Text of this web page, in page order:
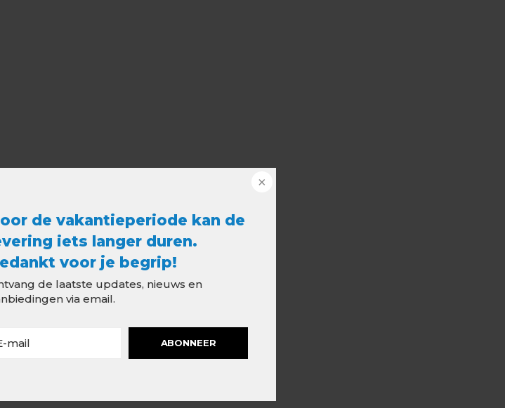
de vakantieperiode kan de
iets langer duren.
voor je begrip!
de laatste updates, nieuws en
via email.
ABONNEER